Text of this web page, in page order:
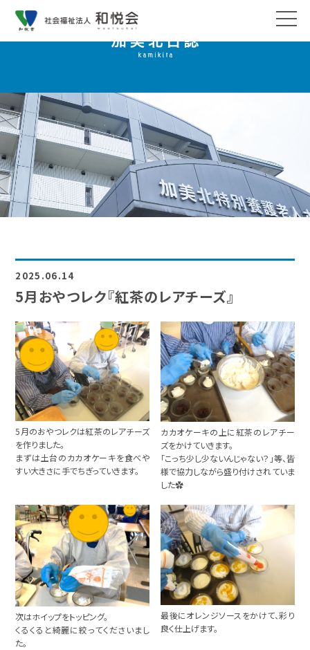
2025.06.14
5月おやつレク『紅茶のレアチーズ』
5月のおやつレクは紅茶のレアチーズ
を作りました。
まずは土台のカカオケーキを食べや
すい大きさに手でちぎっていきます。
カカオケーキの上に紅茶のレアチー
ズをかけていきます。
「こっち少し少ないんじゃない？」等、皆
様で協力しながら盛り付けされていま
した✿
次はホイップをトッピング。
くるくると綺麗に絞ってくださいまし
た。
最後にオレンジソースをかけて、彩り
良く仕上げます。